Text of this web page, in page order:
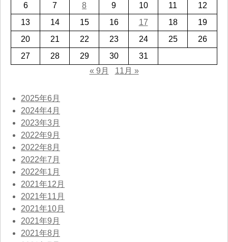
6
7 8 9 10 11
12
13
14 15 16 17 18
19
20
21 22 23 24 25
26
27
28 29 30
31
« 9月
11月 »
2025年6月
2024年4月
2023年3月
2022年9月
2022年8月
2022年7月
2022年1月
2021年12月
2021年11月
2021年10月
2021年9月
2021年8月